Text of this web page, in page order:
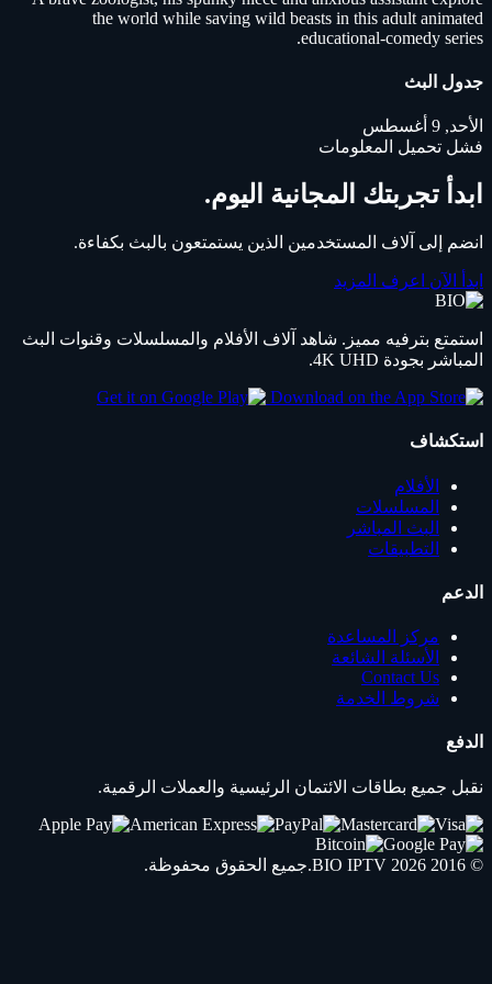
the world while saving wild beasts in this adult animated
educational-comedy series.
جدول البث
الأحد, 9 أغسطس
فشل تحميل المعلومات
ابدأ تجربتك المجانية اليوم.
انضم إلى آلاف المستخدمين الذين يستمتعون بالبث بكفاءة.
ابدأ الآن اعرف المزيد
استمتع بترفيه مميز. شاهد آلاف الأفلام والمسلسلات وقنوات البث
المباشر بجودة 4K UHD.
استكشاف
الأفلام
المسلسلات
البث المباشر
التطبيقات
الدعم
مركز المساعدة
الأسئلة الشائعة
Contact Us
شروط الخدمة
الدفع
نقبل جميع بطاقات الائتمان الرئيسية والعملات الرقمية.
© 2016 2026
BIO IPTV .جميع الحقوق محفوظة.